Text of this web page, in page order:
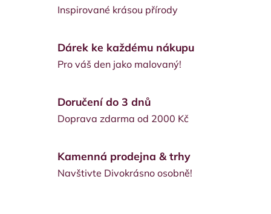
Inspirované krásou přírody
Dárek ke každému nákupu
Pro váš den jako malovaný!
Doručení do 3 dnů
Doprava zdarma od 2000 Kč
Kamenná prodejna & trhy
Navštivte Divokrásno osobně!